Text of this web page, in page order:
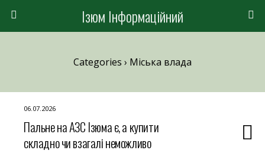
Ізюм Інформаційний
Categories › Міська влада
06.07.2026
Пальне на АЗС Ізюма є, а купити
складно чи взагалі неможливо